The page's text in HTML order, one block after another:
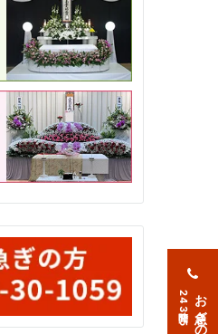
お急ぎの方
24時間365日対応